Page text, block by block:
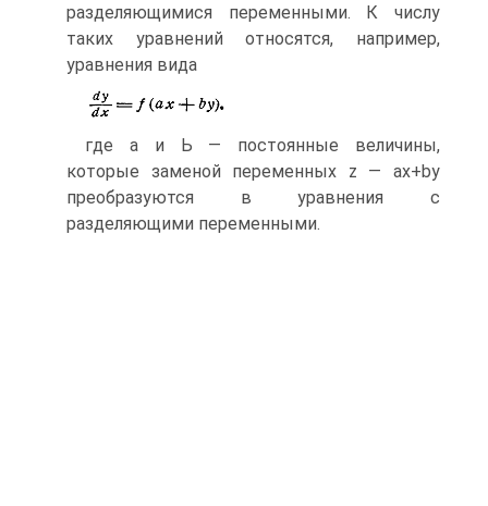
разделяющимися переменными. К числу
таких уравнений относятся, например,
уравнения вида
где а и Ь — постоянные величины,
которые заменой переменных z — ах+by
преобразуются в уравнения с
разделяющими переменными.